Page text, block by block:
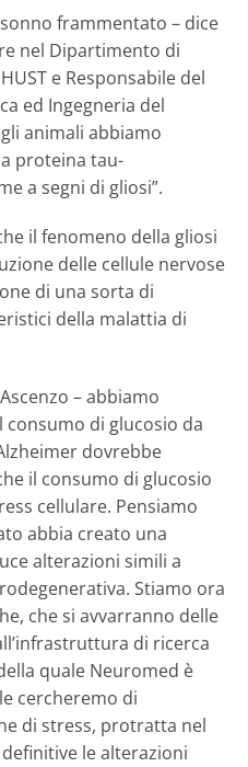
frammentato – dice
nel Dipartimento di
e Responsabile del
ed Ingegneria del
animali abbiamo
proteina tau-
a segni di gliosi”.
il fenomeno della gliosi
delle cellule nervose
di una sorta di
della malattia di
– abbiamo
di glucosio da
dovrebbe
il consumo di glucosio
cellulare. Pensiamo
abbia creato una
alterazioni simili a
Stiamo ora
che si avvarranno delle
di ricerca
quale Neuromed è
cercheremo di
di stress, protratta nel
le alterazioni